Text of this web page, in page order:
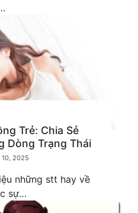
Trẻ: Chia Sẻ
Dòng Trạng Thái
10, 2025
những stt hay về
sự…